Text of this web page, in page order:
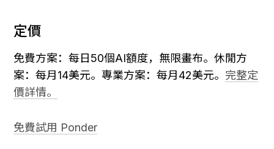
定價
免費方案：每日50個AI額度，無限畫布。休閒方
案：每月14美元。專業方案：每月42美元。 完整定
價詳情。
免費試用 Ponder